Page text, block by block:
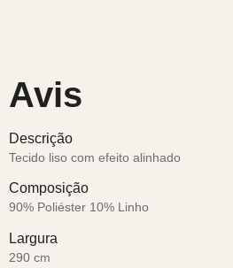
Avis
Descrição
Tecido liso com efeito alinhado
Composição
90% Poliéster 10% Linho
Largura
290 cm